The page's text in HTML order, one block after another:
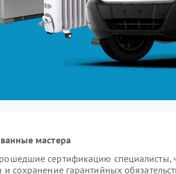
мастера
сертификацию специалисты,
сохранение гарантийных